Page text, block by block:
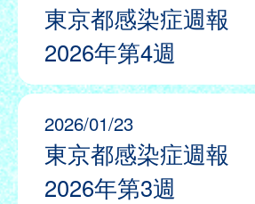
東京都感染症週報
2026年第4週
2026/01/23
東京都感染症週報
2026年第3週